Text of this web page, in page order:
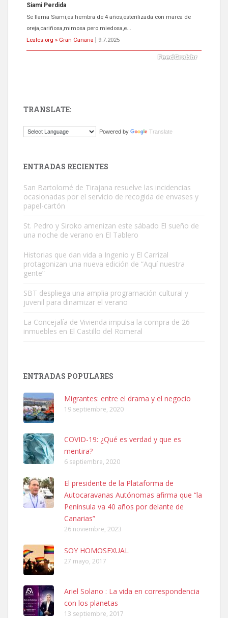
Siami Perdida
Se llama Siami,es hembra de 4 años,esterilizada con marca de
oreja,cariñosa,mimosa pero miedosa,e...
Leales.org » Gran Canaria
9.7.2025
El ayuntamiento se va a llevar a Los Gatos callejeros de la zona los
Este gato macho ha aparecido en la calle hace menos de un mes,
es muy manso y extremadamente cari...
Leales.org » Gran Canaria
Leales.org » Gran Canaria
SHIBA PERDIDO AVDA JOSE MESA Y LOPEZ
PERRO MACHO RAZA SHIBA CON MICROCHIP PERDIDO HOY
06/07/2025 ZONA MESA Y LOPEZ. ES MUY ASUSTADIZO
Leales.org » Gran Canaria
6.7.2025
Ninfa perdida
El día 5 se los perdió una ninfa papillera, asustada tiene miedo a la
TRANSLATE:
Powered by Translate
ENTRADAS RECIENTES
San Bartolomé de Tirajana resuelve las incidencias
ocasionadas por el servicio de recogida de envases y
papel-cartón
St. Pedro y Siroko amenizan este sábado El sueño de
una noche de verano en El Tablero
Historias que dan vida a Ingenio y El Carrizal
protagonizan una nueva edición de “Aquí nuestra
gente”
SBT despliega una amplia programación cultural y
juvenil para dinamizar el verano
La Concejalía de Vivienda impulsa la compra de 26
inmuebles en El Castillo del Romeral
ENTRADAS POPULARES
Migrantes: entre el drama y el negocio
19 septiembre, 2020
COVID-19: ¿Qué es verdad y que es
mentira?
6 septiembre, 2020
El presidente de la Plataforma de
Autocaravanas Autónomas afirma que “la
Península va 40 años por delante de
Canarias”
26 noviembre, 2023
SOY HOMOSEXUAL
27 mayo, 2017
Ariel Solano : La vida en correspondencia
con los planetas
13 septiembre, 2017